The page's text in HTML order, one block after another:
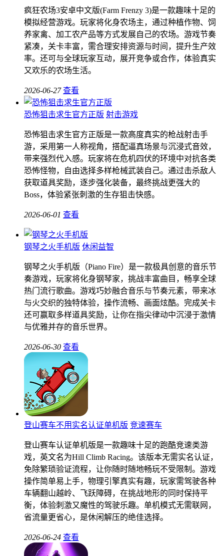
疯狂农场3安卓中文版(Farm Frenzy 3)是一款趣味十足的
模拟经营游戏。玩家将化身农场主，通过种植作物、饲
养家禽、加工农产品等方式发展自己的农场。游戏节奏
紧凑，关卡丰富，需合理安排资源与时间，提升生产效
率。还可与全球玩家互动，展开竞争或合作，体验真实
又欢乐的农场生活。
2026-06-27 查看
恐怖狙击求生官方正版 射击游戏
恐怖狙击求生官方正版是一款高度真实的枪战射击手
游，采用第一人称视角，搭配逼真场景与沉浸式音效，
带来强烈代入感。玩家将在危机四伏的环境中对抗各类
恐怖怪物，自由选择多样枪械武装自己。通过击杀敌人
获取道具奖励，逐步强化装备，最终挑战更强大的
Boss，体验紧张刺激的生存狙击快感。
2026-06-01 查看
钢琴之火手机版 休闲益智
钢琴之火手机版（Piano Fire）是一款极具创意的音乐节
奏游戏，玩家将化身钢琴家，挑战丰富曲目，畅享全球
热门流行歌曲。游戏巧妙融合音乐与节奏元素，带来冰
与火交织的独特体验，操作流畅、画面炫酷。完成关卡
还可赢取多样道具奖励，让你在指尖律动中沉浸于激情
与优雅并存的音乐世界。
2026-06-30 查看
登山赛车不用实名认证单机版 竞速赛车
登山赛车认证单机版是一款趣味十足的跑酷竞速类游
戏，英文名为Hill Climb Racing。该版本无需实名认证，
免除繁琐验证流程，让你随时随地畅玩不受限制。游戏
操作简单易上手，物理引擎真实有趣，玩家需驾驶各种
车辆翻山越岭、飞跃障碍，在挑战地形的同时保持平
衡，体验刺激又魔性的驾驶乐趣。单机模式无需联网，
省流量更省心，是休闲解压的绝佳选择。
2026-06-24 查看